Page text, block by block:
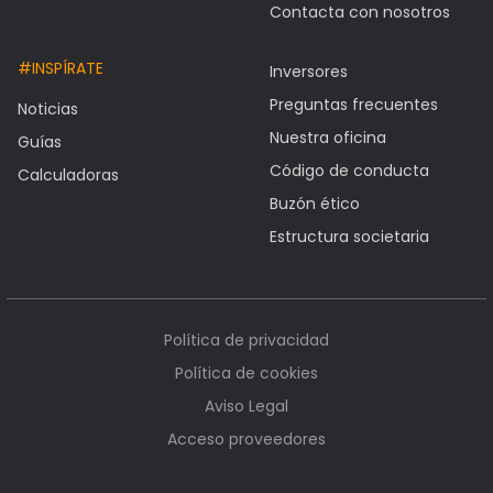
Contacta con nosotros
#INSPÍRATE
Noticias
Guías
Calculadoras
Inversores
Preguntas frecuentes
Nuestra oficina
Código de conducta
Buzón ético
Estructura societaria
Política de privacidad
Política de cookies
Aviso Legal
Acceso proveedores